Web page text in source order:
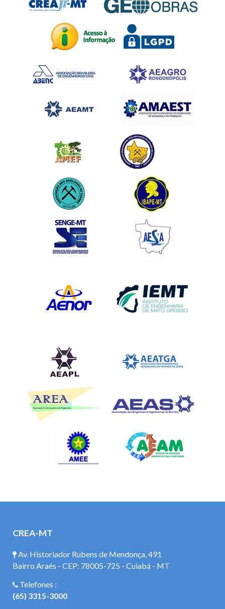
CREA-MT
Av. Historiador Rubens de Mendonça, 491
Bairro Araés - CEP: 78005-725 - Cuiabá - MT
Telefones :
(65) 3315-3000